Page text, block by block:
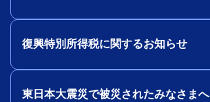
復興特別所得税に関するお知らせ
東日本大震災で被災されたみなさまへ